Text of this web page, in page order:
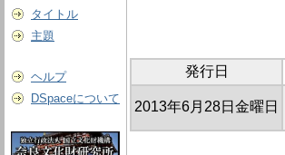
タイトル
主題
ヘルプ
DSpaceについて
発行日
2013年6月28日金曜日